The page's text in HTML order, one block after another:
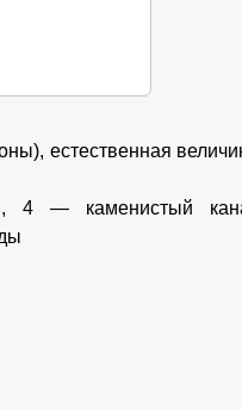
естественная
4 — каменистый